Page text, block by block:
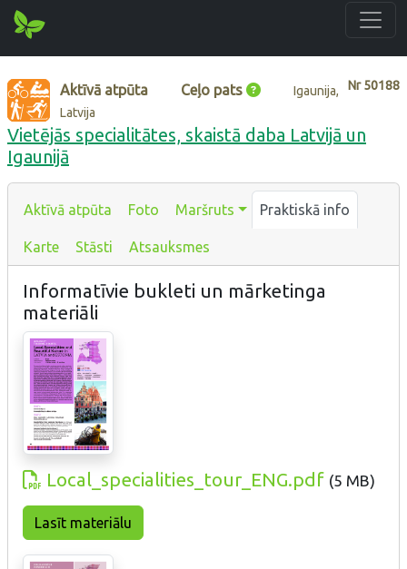
Nr50188
Aktīvā atpūta Ceļo pats
Igaunija,
Latvija
Vietējās specialitātes, skaistā daba Latvijā un
Igaunijā
Aktīvā atpūta Foto Maršruts Praktiskā info
Karte Stāsti Atsauksmes
Informatīvie bukleti un mārketinga
materiāli
Local_specialities_tour_ENG.pdf (5 MB)
Lasīt materiālu